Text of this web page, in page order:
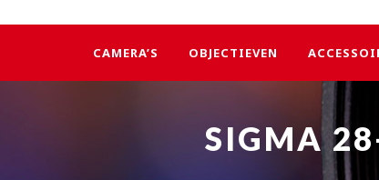
CAMERA’S OBJECTIEVEN
SIGMA